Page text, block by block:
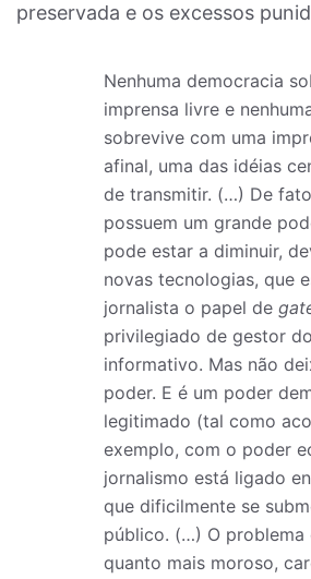
preservada e os excessos
Nenhuma democracia
imprensa livre e
sobrevive com uma
afinal, uma das idéias
de transmitir. (…) De
possuem um grande
pode estar a diminuir,
novas tecnologias, que
jornalista o papel de
privilegiado de gestor
informativo. Mas não
poder. E é um poder
legitimado (tal como
exemplo, com o poder
jornalismo está ligado
que dificilmente se
público. (…) O problema
quanto mais moroso,